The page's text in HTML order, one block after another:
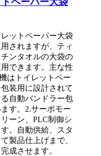
ットペーパー大袋
されますが、ティ
ンタオルの大袋の
できます。主な性
はトイレットペー
装用に設計されて
自動バンドラー包
す。2.サーボモー
ーン、PLC制御シ
。自動供給、スタ
製品仕上げまで、
成させます。